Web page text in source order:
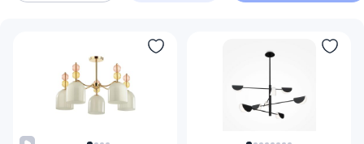
Дизайнерский свет 2
В наличии 16
Цена